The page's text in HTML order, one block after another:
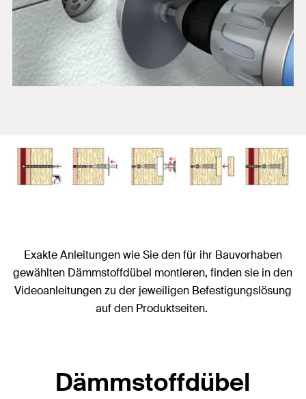
Exakte Anleitungen wie Sie den für ihr Bauvorhaben
gewählten Dämmstoffdübel montieren, finden sie in den
Videoanleitungen zu der jeweiligen Befestigungslösung
auf den Produktseiten.
Dämmstoffdübel